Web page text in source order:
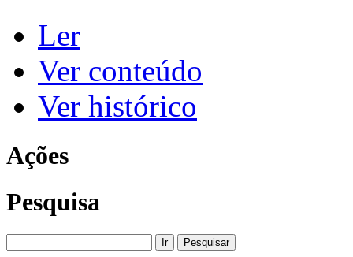
Ler
Ver conteúdo
Ver histórico
Ações
Pesquisa